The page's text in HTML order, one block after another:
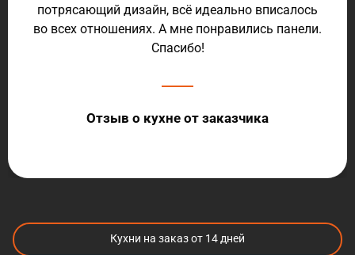
потрясающий дизайн, всё идеально вписалось
во всех отношениях. А мне понравились панели.
Спасибо!
Отзыв о кухне от заказчика
Кухни на заказ от 14 дней